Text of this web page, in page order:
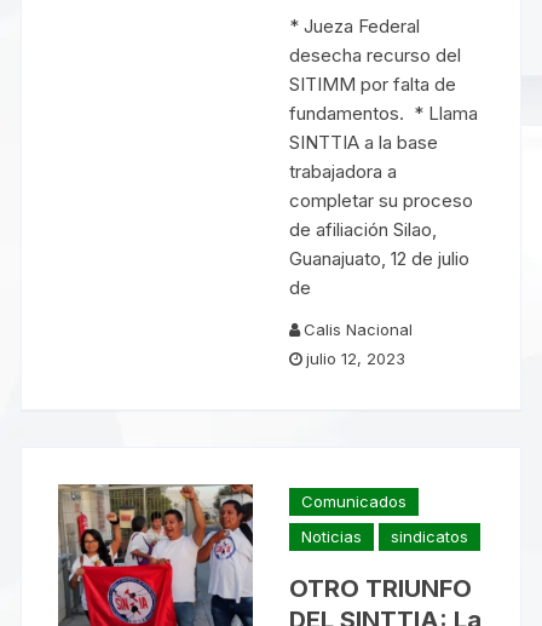
* Jueza Federal
desecha recurso del
SITIMM por falta de
fundamentos. * Llama
SINTTIA a la base
trabajadora a
completar su proceso
de afiliación Silao,
Guanajuato, 12 de julio
de
Calis Nacional
julio 12, 2023
Comunicados
Noticias
sindicatos
OTRO TRIUNFO
DEL SINTTIA: La